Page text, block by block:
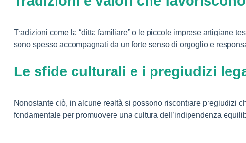
Tradizioni come la “ditta familiare” o le piccole imprese artigiane
sono spesso accompagnati da un forte senso di orgoglio e
Le sfide culturali e i pregiudizi
Nonostante ciò, in alcune realtà si possono riscontrare pregiudizi
fondamentale per promuovere una cultura dell’indipendenza